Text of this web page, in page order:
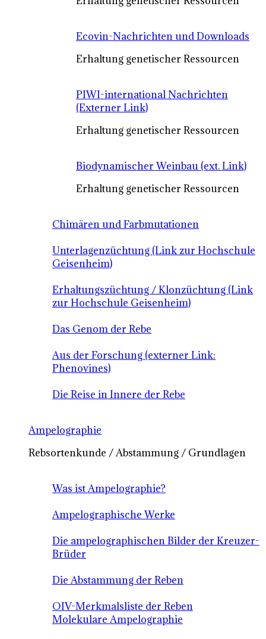
Ecovin-Nachrichten und Downloads
Erhaltung genetischer Ressourcen
PIWI-international Nachrichten
(Externer Link)
Erhaltung genetischer Ressourcen
Biodynamischer Weinbau (ext. Link)
Erhaltung genetischer Ressourcen
Chimären und Farbmutationen
Unterlagenzüchtung (Link zur Hochschule
Geisenheim)
Erhaltungszüchtung / Klonzüchtung (Link
zur Hochschule Geisenheim)
Das Genom der Rebe
Aus der Forschung (externer Link:
Phenovines)
Die Reise in Innere der Rebe
Ampelographie
Rebsortenkunde / Abstammung / Grundlagen
Was ist Ampelographie?
Ampelographische Werke
Die ampelographischen Bilder der Kreuzer-
Brüder
Die Abstammung der Reben
OIV-Merkmalsliste der Reben
Molekulare Ampelographie